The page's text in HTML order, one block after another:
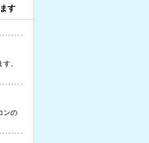
す
。
ンの